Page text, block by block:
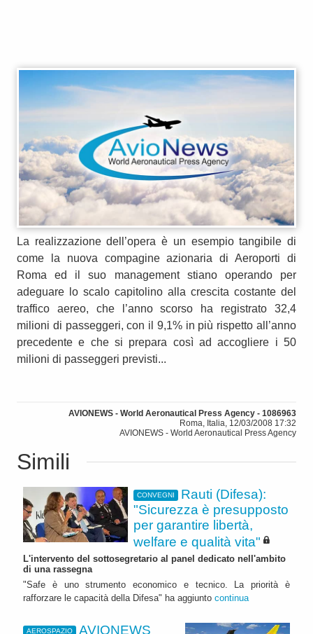
La realizzazione dell’opera è un esempio tangibile di
come la nuova compagine azionaria di Aeroporti di
Roma ed il suo management stiano operando per
adeguare lo scalo capitolino alla crescita costante del
traffico aereo, che l’anno scorso ha registrato 32,4
milioni di passeggeri, con il 9,1% in più rispetto all’anno
precedente e che si prepara così ad accogliere i 50
milioni di passeggeri previsti...
AVIONEWS - World Aeronautical Press Agency - 1086963
Roma, Italia, 12/03/2008 17:32
AVIONEWS - World Aeronautical Press Agency
Simili
CONVEGNI
Rauti (Difesa):
"Sicurezza è presupposto
per garantire libertà,
welfare e qualità vita"
L'intervento del sottosegretario al panel dedicato nell'ambito
di una rassegna
"Safe è uno strumento economico e tecnico. La priorità è
rafforzare le capacità della Difesa" ha aggiunto continua
AEROSPAZIO AVIONEWS